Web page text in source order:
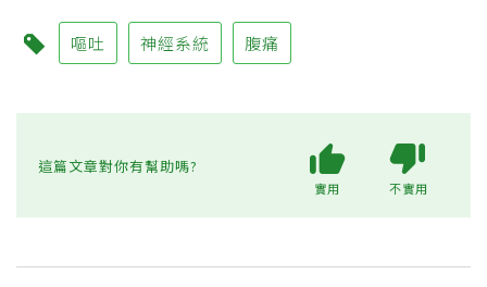
嘔吐 神經系統 腹痛
這篇文章對你有幫助嗎?
實用 不實用